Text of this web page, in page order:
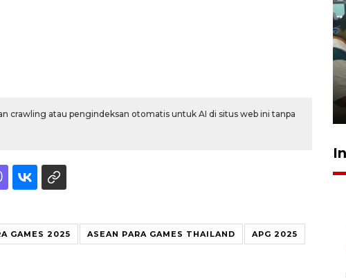
crawling atau pengindeksan otomatis untuk AI di situs web ini tanpa
GAMES 2025 ASEAN PARA GAMES THAILAND APG 2025